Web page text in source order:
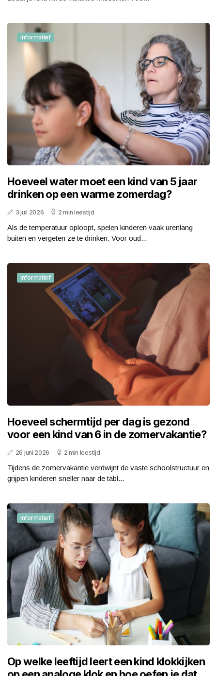
Informatief
Hoeveel water moet een kind van 5 jaar
drinken op een warme zomerdag?
3 juli 2026 2 min leestijd
Als de temperatuur oploopt, spelen kinderen vaak urenlang
buiten en vergeten ze te drinken. Voor oud...
Informatief
Hoeveel schermtijd per dag is gezond
voor een kind van 6 in de zomervakantie?
26 juni 2026 2 min leestijd
Tijdens de zomervakantie verdwijnt de vaste schoolstructuur en
grijpen kinderen sneller naar de tabl...
Informatief
Op welke leeftijd leert een kind klokkijken